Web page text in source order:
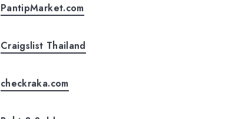
PantipMarket.com
Craigslist Thailand
checkraka.com